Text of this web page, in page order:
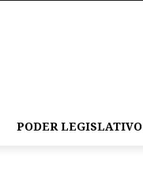
PODER LEGISLATIVO